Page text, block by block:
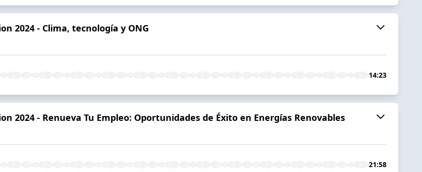
2024 - Clima, tecnología y ONG
14:23
2024 - Renueva Tu Empleo: Oportunidades de Éxito en Energías Renovables
21:58